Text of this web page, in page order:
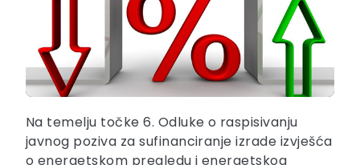
Na temelju točke 6. Odluke o raspisivanju
javnog poziva za sufinanciranje izrade izvješća
o energetskom pregledu i energetskog